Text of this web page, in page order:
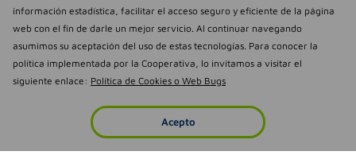
información estadística, facilitar el acceso seguro y eficiente de la página
web con el fin de darle un mejor servicio. Al continuar navegando
asumimos su aceptación del uso de estas tecnologías. Para conocer la
política implementada por la Cooperativa, lo invitamos a visitar el
siguiente enlace: Política de Cookies o Web Bugs
Acepto
Imperdibles Favoritos
Déjanos tu
opinión
TE PUEDE INTERESAR
NOSOTROS
Empowered by
Todos los derechos reservados Farmaexpress 2025